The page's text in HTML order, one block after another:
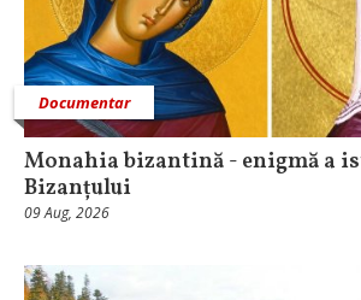
Documentar
Monahia bizantină - enigmă a
Bizanțului
09 Aug, 2026